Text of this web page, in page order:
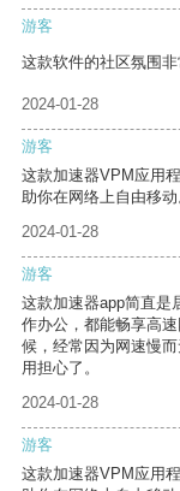
游客
这款软件的社区氛围
2024-01-28
游客
这款加速器VPM应用
助你在网络上自由移动
2024-01-28
游客
这款加速器app简直是
作办公，都能畅享高
候，经常因为网速慢
用担心了。
2024-01-28
游客
这款加速器VPM应用